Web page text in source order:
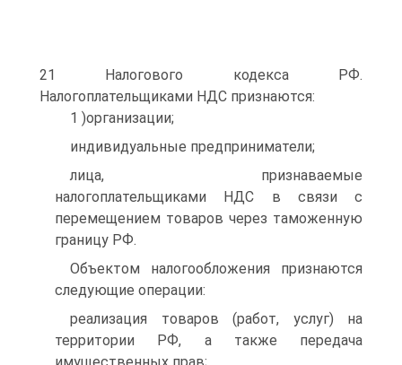
21 Налогового кодекса РФ.
Налогоплательщиками НДС признаются:
1 )организации;
индивидуальные предприниматели;
лица, признаваемые
налогоплательщиками НДС в связи с
перемещением товаров через таможенную
границу РФ.
Объектом налогообложения признаются
следующие операции:
реализация товаров (работ, услуг) на
территории РФ, а также передача